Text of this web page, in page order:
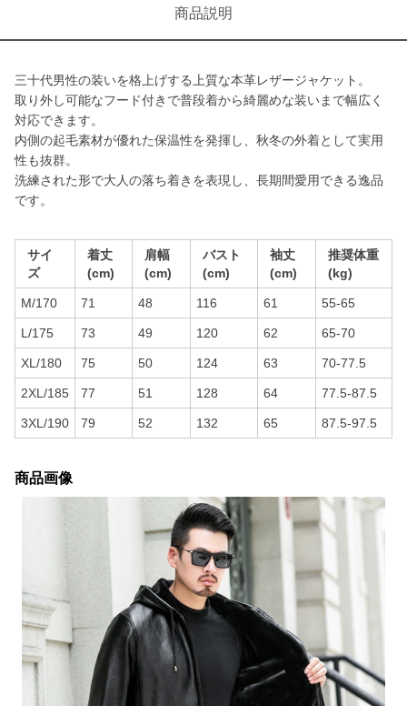
商品説明
三十代男性の装いを格上げする上質な本革レザージャケット。
取り外し可能なフード付きで普段着から綺麗めな装いまで幅広く
対応できます。
内側の起毛素材が優れた保温性を発揮し、秋冬の外着として実用
性も抜群。
洗練された形で大人の落ち着きを表現し、長期間愛用できる逸品
です。
サイ
ズ
着丈
(cm)
肩幅
(cm)
バスト
(cm)
袖丈
(cm)
推奨体重
(kg)
M/170 71 48 116 61 55-65
L/175 73 49 120 62 65-70
XL/180 75 50 124 63 70-77.5
2XL/185 77 51 128 64 77.5-87.5
3XL/190 79 52 132 65 87.5-97.5
商品画像